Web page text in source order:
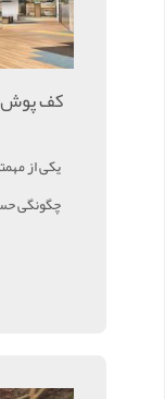
کف پوش
یکی از
چگونگی